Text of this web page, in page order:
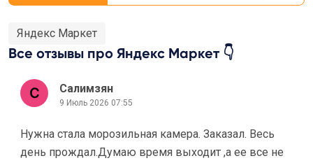
Яндекс Маркет
Все отзывы про Яндекс Маркет 👇
Салимзян
9 Июль 2026 07:55
Нужна стала морозильная камера. Заказал. Весь
день прождал.Думаю время выходит ,а ее все не